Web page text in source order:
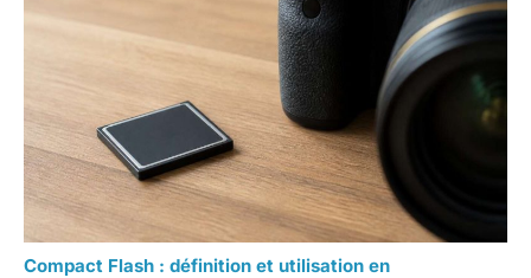
Compact Flash : définition et utilisation en